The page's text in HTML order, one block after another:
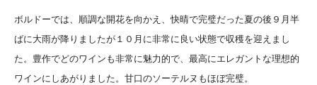
ボルドーでは、順調な開花を向かえ、快晴で完璧だった夏の後９月半
ばに大雨が降りましたが１０月に非常に良い状態で収穫を迎えまし
た。豊作でどのワインも非常に魅力的で、最高にエレガントな理想的
ワインにしあがりました。甘口のソーテルヌもほぼ完璧。